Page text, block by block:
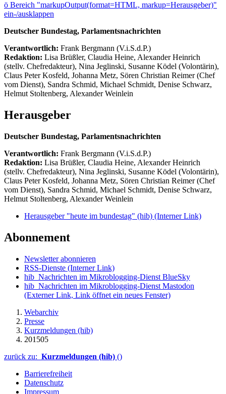
ö Bereich "markupOutput(format=HTML, markup=Herausgeber)"
ein-/ausklappen
Deutscher Bundestag, Parlamentsnachrichten
Verantwortlich: Frank Bergmann (V.i.S.d.P.)
Redaktion: Lisa Brüßler, Claudia Heine, Alexander Heinrich
(stellv. Chefredakteur), Nina Jeglinski, Susanne Ködel (Volontärin),
Claus Peter Kosfeld, Johanna Metz, Sören Christian Reimer (Chef
vom Dienst), Sandra Schmid, Michael Schmidt, Denise Schwarz,
Helmut Stoltenberg, Alexander Weinlein
Herausgeber
Deutscher Bundestag, Parlamentsnachrichten
Verantwortlich: Frank Bergmann (V.i.S.d.P.)
Redaktion: Lisa Brüßler, Claudia Heine, Alexander Heinrich
(stellv. Chefredakteur), Nina Jeglinski, Susanne Ködel (Volontärin),
Claus Peter Kosfeld, Johanna Metz, Sören Christian Reimer (Chef
vom Dienst), Sandra Schmid, Michael Schmidt, Denise Schwarz,
Helmut Stoltenberg, Alexander Weinlein
Herausgeber "heute im bundestag" (hib) (Interner Link)
Abonnement
Newsletter abonnieren
RSS-Dienste (Interner Link)
hib_Nachrichten im Mikroblogging-Dienst BlueSky
hib_Nachrichten im Mikroblogging-Dienst Mastodon
(Externer Link, Link öffnet ein neues Fenster)
Webarchiv
Presse
Kurzmeldungen (hib)
201505
zurück zu: Kurzmeldungen (hib) ()
Barrierefreiheit
Datenschutz
Impressum